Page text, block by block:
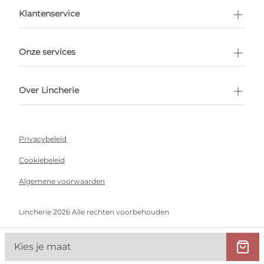
Kies je maat
afspraak
Klantenservice
Onze services
Over Lincherie
Privacybeleid
Cookiebeleid
Algemene voorwaarden
Lincherie 2026 Alle rechten voorbehouden